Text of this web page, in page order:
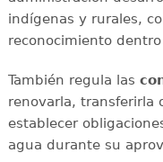
indígenas y rurales,
reconocimiento
También regula las
renovarla, transferirla
establecer
agua durante su